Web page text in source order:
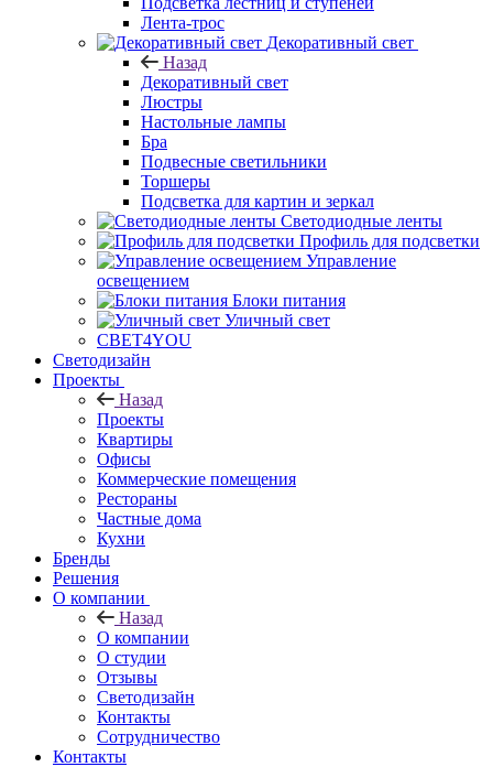
Лента-трос
Декоративный свет
Назад
Декоративный свет
Люстры
Настольные лампы
Бра
Подвесные светильники
Торшеры
Подсветка для картин и зеркал
Светодиодные ленты
Профиль для подсветки
Управление
освещением
Блоки питания
Уличный свет
СВЕТ4YOU
Светодизайн
Проекты
Назад
Проекты
Квартиры
Офисы
Коммерческие помещения
Рестораны
Частные дома
Кухни
Бренды
Решения
О компании
Назад
О компании
О студии
Отзывы
Светодизайн
Контакты
Сотрудничество
Контакты